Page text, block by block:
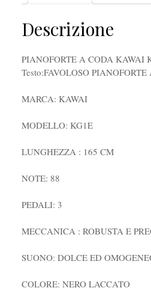
Descrizione
PIANOFORTE A CODA KAWAI
Testo:FAVOLOSO PIANOFORTE
MARCA: KAWAI
MODELLO: KG1E
LUNGHEZZA : 165 CM
NOTE: 88
PEDALI: 3
MECCANICA : ROBUSTA E
SUONO: DOLCE ED
COLORE: NERO LACCATO